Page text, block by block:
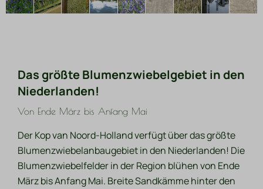
Das größte Blumenzwiebelgebiet in den
Niederlanden!
Von Ende März bis Anfang Mai
Der Kop van Noord-Holland verfügt über das größte
Blumenzwiebelanbaugebiet in den Niederlanden! Die
Blumenzwiebelfelder in der Region blühen von Ende
März bis Anfang Mai. Breite Sandkämme hinter den